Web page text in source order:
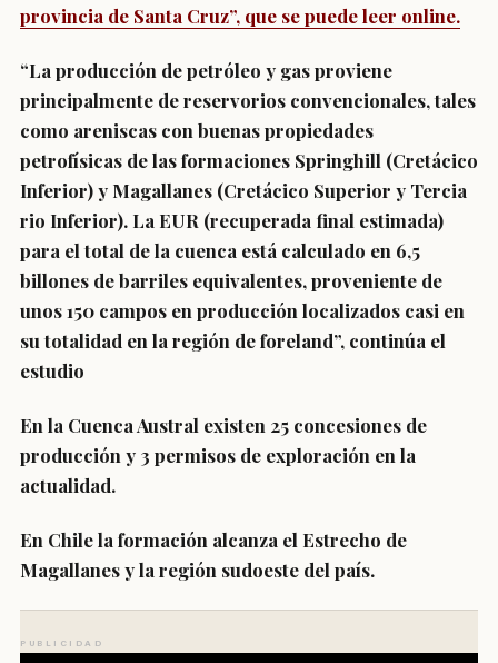
provincia de Santa Cruz”, que se puede leer online.
“La producción de petróleo y gas proviene
principalmente de reservorios convencionales, tales
como areniscas con buenas propiedades
petrofísicas de las formaciones Springhill (Cretácico
Inferior) y Magallanes (Cretácico Superior y Tercia
rio Inferior). La EUR (recuperada final estimada)
para el total de la cuenca está calculado en 6,5
billones de barriles equivalentes, proveniente de
unos 150 campos en producción localizados casi en
su totalidad en la región de foreland”, continúa el
estudio
En la Cuenca Austral existen 25 concesiones de
producción y 3 permisos de exploración en la
actualidad.
En Chile la formación alcanza el Estrecho de
Magallanes y la región sudoeste del país.
PUBLICIDAD